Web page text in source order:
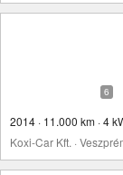
2014 · 11.000 km · 4
Koxi-Car Kft. ·